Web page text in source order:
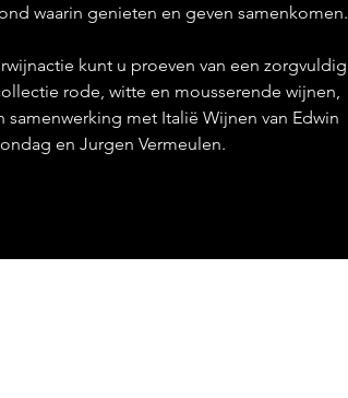
waarin genieten en geven samenkomen.
kunt u proeven van een zorgvuldig
rode, witte en mousserende wijnen,
samenwerking met Italië Wijnen van Edwin
en Jurgen Vermeulen.